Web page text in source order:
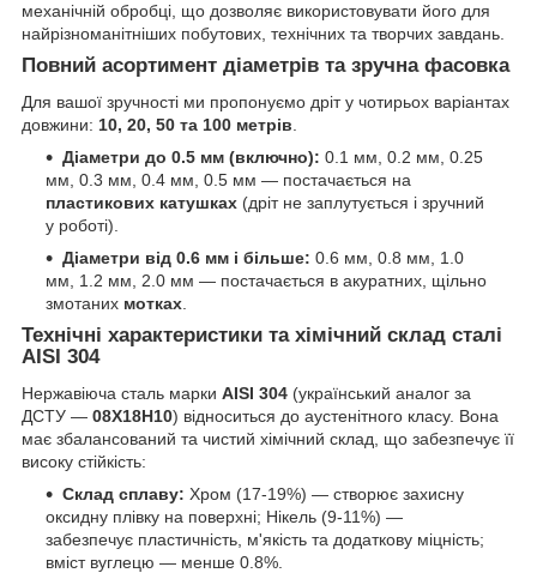
механічній обробці, що дозволяє використовувати його для
найрізноманітніших побутових, технічних та творчих завдань.
Повний асортимент діаметрів та зручна фасовка
Для вашої зручності ми пропонуємо дріт у чотирьох варіантах
довжини: 10, 20, 50 та 100 метрів
Діаметри до 0.5 мм (включно): 0.1 мм, 0.2 мм, 0.25
мм, 0.3 мм, 0.4 мм, 0.5 мм — постачається на
пластикових катушках (дріт не заплутується і зручний
у роботі).
Діаметри від 0.6 мм і більше: 0.6 мм, 0.8 мм, 1.0
мм, 1.2 мм, 2.0 мм — постачається в акуратних, щільно
змотаних мотках
Технічні характеристики та хімічний склад сталі
AISI 304
Нержавіюча сталь марки AISI 304 (український аналог за
ДСТУ — 08Х18Н10) відноситься до аустенітного класу. Вона
має збалансований та чистий хімічний склад, що забезпечує її
високу стійкість:
Склад сплаву: Хром (17-19%) — створює захисну
оксидну плівку на поверхні; Нікель (9-11%) —
забезпечує пластичність, м'якість та додаткову міцність;
вміст вуглецю — менше 0.8%.